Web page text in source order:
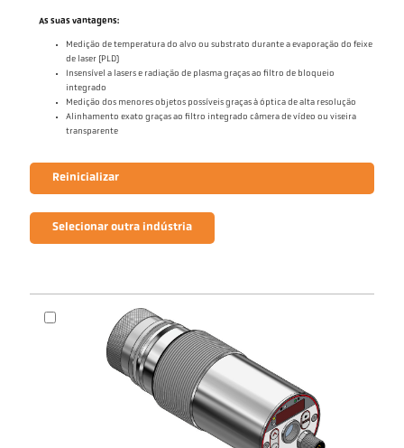
As suas vantagens:
Medição de temperatura do alvo ou substrato durante a evaporação do feixe
de laser (PLD)
Insensível a lasers e radiação de plasma graças ao filtro de bloqueio
integrado
Medição dos menores objetos possíveis graças à óptica de alta resolução
Alinhamento exato graças ao filtro integrado câmera de vídeo ou viseira
transparente
Reinicializar
Selecionar outra indústria